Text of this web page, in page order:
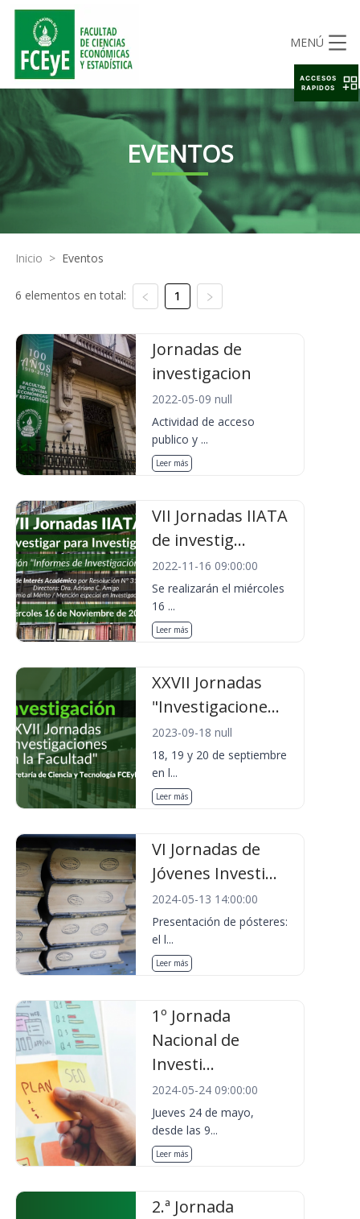
MENÚ
EVENTOS
Inicio > Eventos
6 elementos en total: 1
Jornadas de
investigacion
2022-05-09 null
Actividad de acceso
publico y ...
Leer más
VII Jornadas IIATA
de investig...
2022-11-16 09:00:00
Se realizarán el miércoles
16 ...
Leer más
XXVII Jornadas
"Investigacione...
2023-09-18 null
18, 19 y 20 de septiembre
en l...
Leer más
VI Jornadas de
Jóvenes Investi...
2024-05-13 14:00:00
Presentación de pósteres:
el l...
Leer más
1º Jornada
Nacional de
Investi...
2024-05-24 09:00:00
Jueves 24 de mayo,
desde las 9...
Leer más
2.ª Jornada
ACCESOS
RAPIDOS